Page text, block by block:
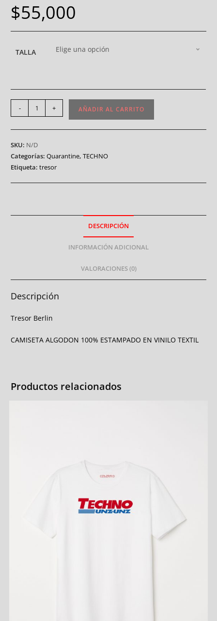
$55,000
TALLA Elige una opción
- + AÑADIR AL CARRITO
SKU: N/D
Categorías:Quarantine,TECHNO
Etiqueta:tresor
DESCRIPCIÓN
INFORMACIÓN ADICIONAL
VALORACIONES (0)
Descripción
Tresor Berlin
CAMISETA ALGODON 100% ESTAMPADO EN VINILO TEXTIL
Productos relacionados